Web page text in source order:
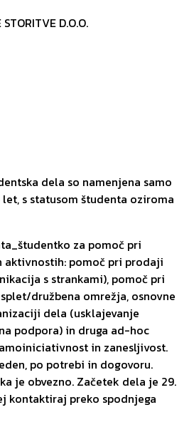
D.O.O.
dela so namenjena samo
let, s statusom študenta oziroma
za pomoč pri
aktivnostih: pomoč pri prodaji
s strankami), pomoč pri
družbena omrežja, osnovne
dela (usklajevanje
podpora) in druga ad-hoc
in zanesljivost.
po potrebi in dogovoru.
je obvezno. Začetek dela je 29.
kontaktiraj preko spodnjega